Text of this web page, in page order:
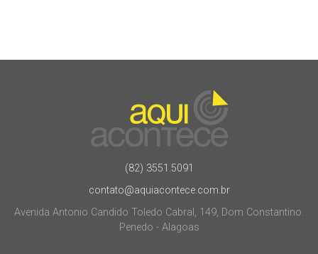
(82) 3551.5091
contato@aquiacontece.com.br
Avenida Antonio Candido Toledo Cabral, 149, Dom Constantino.
Penedo - Alagoas